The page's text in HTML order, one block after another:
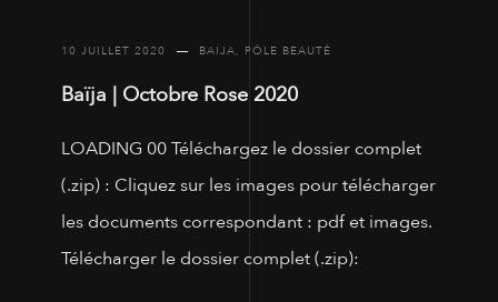
10 JUILLET 2020 BAIJA, PÔLE BEAUTÉ
Baïja | Octobre Rose 2020
LOADING 00 Téléchargez le dossier complet
(.zip) : Cliquez sur les images pour télécharger
les documents correspondant : pdf et images.
Télécharger le dossier complet (.zip):